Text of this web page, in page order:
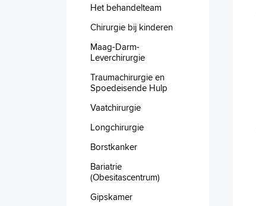
Het behandelteam
Chirurgie bij kinderen
Maag-Darm-
Leverchirurgie
Traumachirurgie en
Spoedeisende Hulp
Vaatchirurgie
Longchirurgie
Borstkanker
Bariatrie
(Obesitascentrum)
Gipskamer